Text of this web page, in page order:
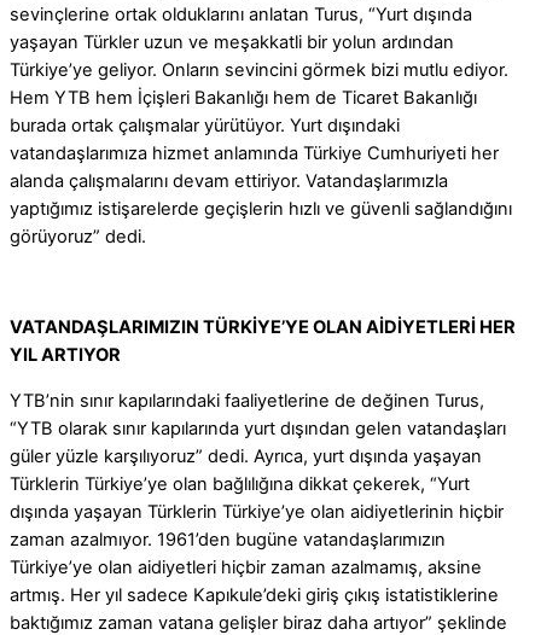
sevinçlerine ortak olduklarını anlatan Turus, “Yurt dışında
yaşayan Türkler uzun ve meşakkatli bir yolun ardından
Türkiye’ye geliyor. Onların sevincini görmek bizi mutlu ediyor.
Hem YTB hem İçişleri Bakanlığı hem de Ticaret Bakanlığı
burada ortak çalışmalar yürütüyor. Yurt dışındaki
vatandaşlarımıza hizmet anlamında Türkiye Cumhuriyeti her
alanda çalışmalarını devam ettiriyor. Vatandaşlarımızla
yaptığımız istişarelerde geçişlerin hızlı ve güvenli sağlandığını
görüyoruz” dedi.
VATANDAŞLARIMIZIN TÜRKİYE’YE OLAN AİDİYETLERİ HER
YIL ARTIYOR
YTB’nin sınır kapılarındaki faaliyetlerine de değinen Turus,
“YTB olarak sınır kapılarında yurt dışından gelen vatandaşları
güler yüzle karşılıyoruz” dedi. Ayrıca, yurt dışında yaşayan
Türklerin Türkiye’ye olan bağlılığına dikkat çekerek, “Yurt
dışında yaşayan Türklerin Türkiye’ye olan aidiyetlerinin hiçbir
zaman azalmıyor. 1961’den bugüne vatandaşlarımızın
Türkiye’ye olan aidiyetleri hiçbir zaman azalmamış, aksine
artmış. Her yıl sadece Kapıkule’deki giriş çıkış istatistiklerine
baktığımız zaman vatana gelişler biraz daha artıyor” şeklinde